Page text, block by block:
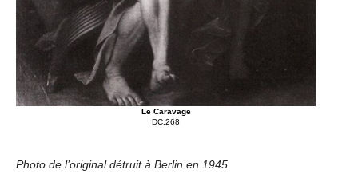
Le Caravage
DC:268
Photo de l’original détruit à Berlin en 1945